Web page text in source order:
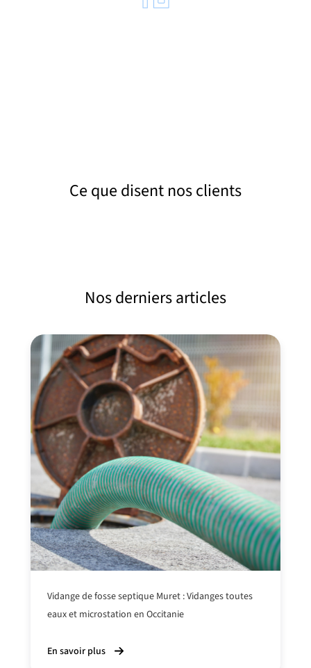
Ce que disent nos clients
Nos derniers articles
Vidange de fosse septique Muret : Vidanges toutes
eaux et microstation en Occitanie
En savoir plus